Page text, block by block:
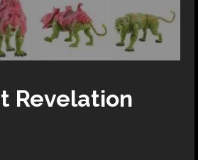
Revelation